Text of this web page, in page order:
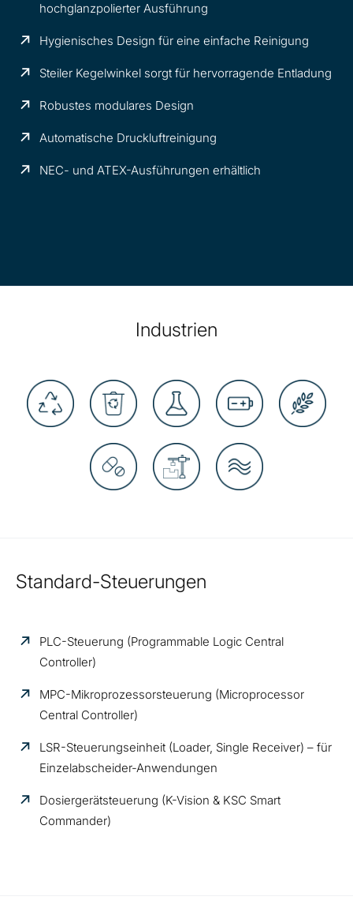
hochglanzpolierter Ausführung
Hygienisches Design für eine einfache Reinigung
Steiler Kegelwinkel sorgt für hervorragende Entladung
Robustes modulares Design
Automatische Druckluftreinigung
NEC- und ATEX-Ausführungen erhältlich
Industrien
Standard-Steuerungen
PLC-Steuerung (Programmable Logic Central
Controller)
MPC-Mikroprozessorsteuerung (Microprocessor
Central Controller)
LSR-Steuerungseinheit (Loader, Single Receiver) – für
Einzelabscheider-Anwendungen
Dosiergerätsteuerung (K-Vision & KSC Smart
Commander)